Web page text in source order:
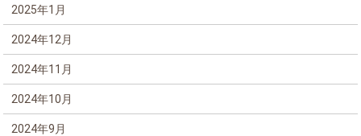
2025年1月
2024年12月
2024年11月
2024年10月
2024年9月